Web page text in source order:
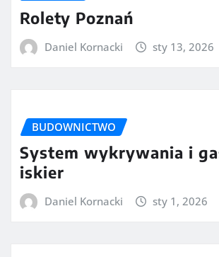
Rolety Poznań
Daniel Kornacki sty 13, 2026
BUDOWNICTWO
System wykrywania i
iskier
Daniel Kornacki sty 1, 2026